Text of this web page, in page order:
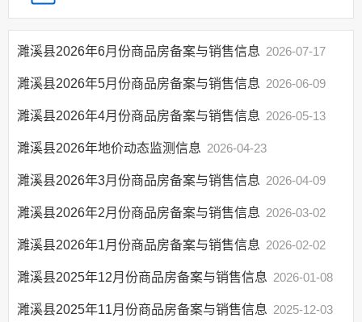
整情况
公共服务和中介服务
行政权力运行
“双随机一公开”
新闻发布
上级政策解读
本级政策解读
重大建设项目
濉溪县2026年6月份商品房备案与销售信息 2026-07-17
濉溪县2026年5月份商品房备案与销售信息 2026-06-09
濉溪县2026年4月份商品房备案与销售信息 2026-05-13
濉溪县2026年地价动态监测信息 2026-04-23
濉溪县2026年3月份商品房备案与销售信息 2026-04-09
濉溪县2026年2月份商品房备案与销售信息 2026-03-02
濉溪县2026年1月份商品房备案与销售信息 2026-02-02
濉溪县2025年12月份商品房备案与销售信息 2026-01-08
濉溪县2025年11月份商品房备案与销售信息 2025-12-03